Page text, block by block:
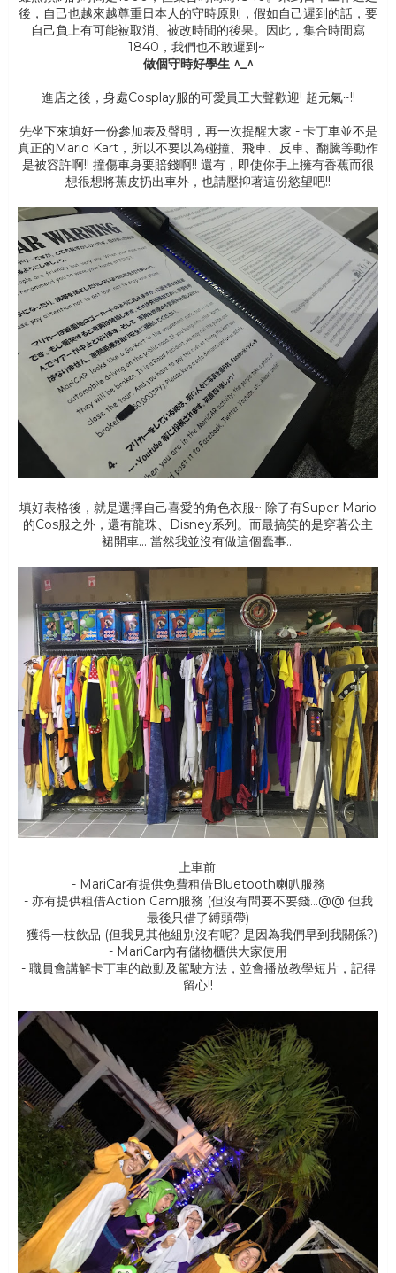
後，自己也越來越尊重日本人的守時原則，假如自己遲到的話，要
自己負上有可能被取消、被改時間的後果。因此，集合時間寫
1840，我們也不敢遲到~
做個守時好學生 ^_^
進店之後，身處Cosplay服的可愛員工大聲歡迎! 超元氣~!!
先坐下來填好一份參加表及聲明，再一次提醒大家 - 卡丁車並不是
真正的Mario Kart，所以不要以為碰撞、飛車、反車、翻騰等動作
是被容許啊!! 撞傷車身要賠錢啊!! 還有，即使你手上擁有香蕉而很
想很想將蕉皮扔出車外，也請壓抑著這份慾望吧!!
填好表格後，就是選擇自己喜愛的角色衣服~ 除了有Super Mario
的Cos服之外，還有龍珠、Disney系列。而最搞笑的是穿著公主
裙開車... 當然我並沒有做這個蠢事...
上車前:
- MariCar有提供免費租借Bluetooth喇叭服務
- 亦有提供租借Action Cam服務 (但沒有問要不要錢...@@ 但我
最後只借了縛頭帶)
- 獲得一枝飲品 (但我見其他組別沒有呢? 是因為我們早到我關係?)
- MariCar內有儲物櫃供大家使用
- 職員會講解卡丁車的啟動及駕駛方法，並會播放教學短片，記得
留心!!